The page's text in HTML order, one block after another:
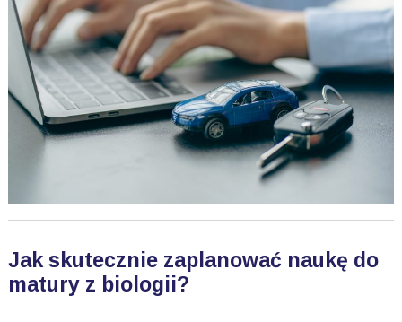
Jak skutecznie zaplanować naukę do
matury z biologii?